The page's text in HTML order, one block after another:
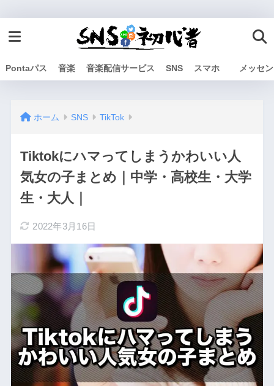
Pontaパス 音楽 音楽配信サービス SNS スマホ メッセ
ホーム SNS TikTok
Tiktokにハマってしまうかわいい人
気女の子まとめ｜中学・高校生・大学
生・大人｜
2022年3月16日